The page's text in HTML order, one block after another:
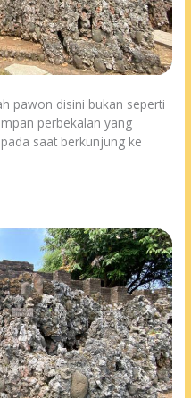
pawon disini bukan seperti
perbekalan yang
saat berkunjung ke